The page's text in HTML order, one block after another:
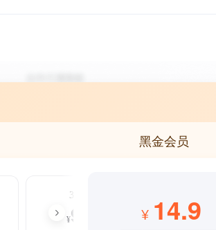
黑金会员
3个月
¥99 ¥ 14.9